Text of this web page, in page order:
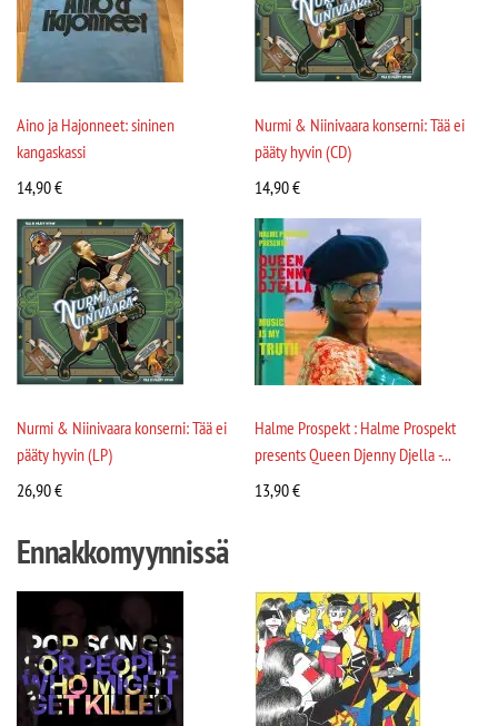
Aino ja Hajonneet: sininen
kangaskassi
14,90€
Nurmi & Niinivaara konserni: Tää ei
pääty hyvin (CD)
14,90€
Nurmi & Niinivaara konserni: Tää ei
pääty hyvin (LP)
26,90€
Halme Prospekt : Halme Prospekt
presents Queen Djenny Djella -...
13,90€
Ennakkomyynnissä